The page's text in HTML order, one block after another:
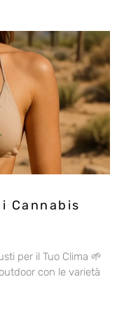
Cannabis
per il Tuo Clima 🌱
con le varietà